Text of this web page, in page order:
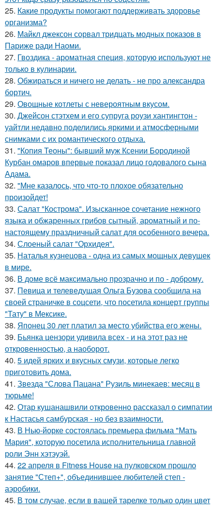
25. Какие продукты помогают поддерживать здоровье
организма?
26. Майкл джексон сорвал тридцать модных показов в
Париже ради Наоми.
27. Гвоздика - ароматная специя, которую используют не
только в кулинарии.
28. Обжираться и ничего не делать - не про александра
бортич.
29. Овощные котлеты с невероятным вкусом.
30. Джейсон стэтхем и его супруга роузи хантингтон -
уайтли недавно поделились яркими и атмосферными
снимками с их романтического отдыха.
31. "Копия Теоны": бывший муж Ксении Бородиной
Курбан омаров впервые показал лицо годовалого сына
Адама.
32. "Мне казалось, что что-то плохое обязательно
произойдет!
33. Салат "Кострома". Изысканное сочетание нежного
языка и обжаренных грибов сытный, ароматный и по-
настоящему праздничный салат для особенного вечера.
34. Слоеный салат "Орхидея".
35. Наталья кузнецова - одна из самых мощных девушек
в мире.
36. В доме всё максимально прозрачно и по - доброму.
37. Певица и телеведущая Ольга Бузова сообщила на
своей страничке в соцсети, что посетила концерт группы
"Тату" в Мексике.
38. Японец 30 лет платил за место убийства его жены.
39. Бьянка цензори удивила всех - и на этот раз не
откровенностью, а наоборот.
40. 5 идей ярких и вкусных смузи, которые легко
приготовить дома.
41. Звезда "Слова Пацана" Рузиль минекаев: месяц в
тюрьме!
42. Отар кушанашвили откровенно рассказал о симпатии
к Настасья самбурская - но без взаимности.
43. В Нью-йорке состоялась премьера фильма "Мать
Мария", которую посетила исполнительница главной
роли Энн хэтэуэй.
44. 22 апреля в Fitness House на пулковском прошло
занятие "Степ+", объединившее любителей степ -
аэробики.
45. В том случае, если в вашей тарелке только один цвет